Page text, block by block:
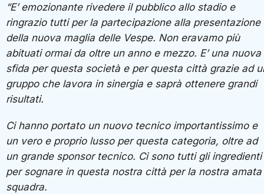
“E’ emozionante rivedere il pubblico allo stadio e
ringrazio tutti per la partecipazione alla presentazione
della nuova maglia delle Vespe. Non eravamo più
abituati ormai da oltre un anno e mezzo. E’ una nuova
sfida per questa società e per questa città grazie ad
gruppo che lavora in sinergia e saprà ottenere grandi
risultati.
Ci hanno portato un nuovo tecnico importantissimo e
un vero e proprio lusso per questa categoria, oltre ad
un grande sponsor tecnico. Ci sono tutti gli ingredienti
per sognare in questa nostra città per la nostra amata
squadra.